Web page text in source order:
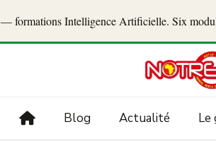
— formations Intelligence Artificielle. Six
Blog Actualité Le